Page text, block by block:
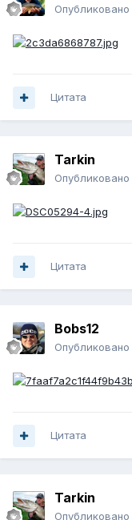
Опубликовано
Цитата
Tarkin
Опубликовано
Цитата
Bobs12
Опубликовано
Цитата
Tarkin
Опубликовано